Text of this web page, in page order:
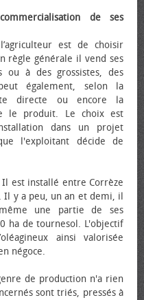
de ses
est de choisir
règle générale il vend ses
ou à des grossistes, des
également, selon la
directe ou encore la
le produit. Le choix est
dans un projet
l'exploitant décide de
Il est installé entre Corrèze
Il y a peu, un an et demi, il
une partie de ses
ha de tournesol. L'objectif
ainsi valorisée
négoce.
de production n'a rien
sont triés, pressés à